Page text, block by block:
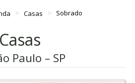
Casas Sobrado
Paulo – SP